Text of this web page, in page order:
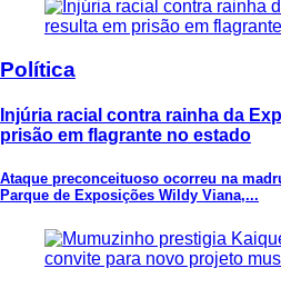
Política
Injúria racial contra rainha da
prisão em flagrante no estado
Ataque preconceituoso ocorreu na
Parque de Exposições Wildy Viana,...